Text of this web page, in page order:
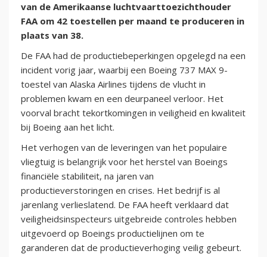
van de Amerikaanse luchtvaarttoezichthouder
FAA om 42 toestellen per maand te produceren in
plaats van 38.
De FAA had de productiebeperkingen opgelegd na een
incident vorig jaar, waarbij een Boeing 737 MAX 9-
toestel van Alaska Airlines tijdens de vlucht in
problemen kwam en een deurpaneel verloor. Het
voorval bracht tekortkomingen in veiligheid en kwaliteit
bij Boeing aan het licht.
Het verhogen van de leveringen van het populaire
vliegtuig is belangrijk voor het herstel van Boeings
financiële stabiliteit, na jaren van
productieverstoringen en crises. Het bedrijf is al
jarenlang verlieslatend. De FAA heeft verklaard dat
veiligheidsinspecteurs uitgebreide controles hebben
uitgevoerd op Boeings productielijnen om te
garanderen dat de productieverhoging veilig gebeurt.